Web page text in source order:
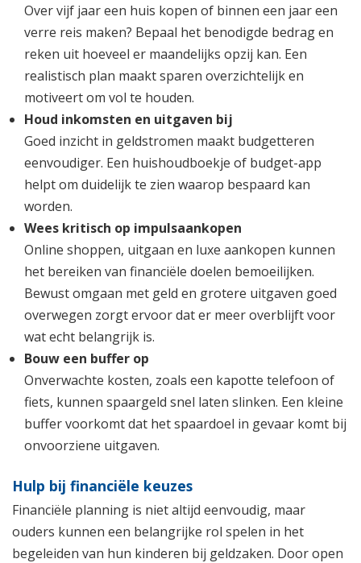
Over vijf jaar een huis kopen of binnen een jaar een
verre reis maken? Bepaal het benodigde bedrag en
reken uit hoeveel er maandelijks opzij kan. Een
realistisch plan maakt sparen overzichtelijk en
motiveert om vol te houden.
Houd inkomsten en uitgaven bij
Goed inzicht in geldstromen maakt budgetteren
eenvoudiger. Een huishoudboekje of budget-app
helpt om duidelijk te zien waarop bespaard kan
worden.
Wees kritisch op impulsaankopen
Online shoppen, uitgaan en luxe aankopen kunnen
het bereiken van financiële doelen bemoeilijken.
Bewust omgaan met geld en grotere uitgaven goed
overwegen zorgt ervoor dat er meer overblijft voor
wat echt belangrijk is.
Bouw een buffer op
Onverwachte kosten, zoals een kapotte telefoon of
fiets, kunnen spaargeld snel laten slinken. Een kleine
buffer voorkomt dat het spaardoel in gevaar komt bij
onvoorziene uitgaven.
Hulp bij financiële keuzes
Financiële planning is niet altijd eenvoudig, maar
ouders kunnen een belangrijke rol spelen in het
begeleiden van hun kinderen bij geldzaken. Door open